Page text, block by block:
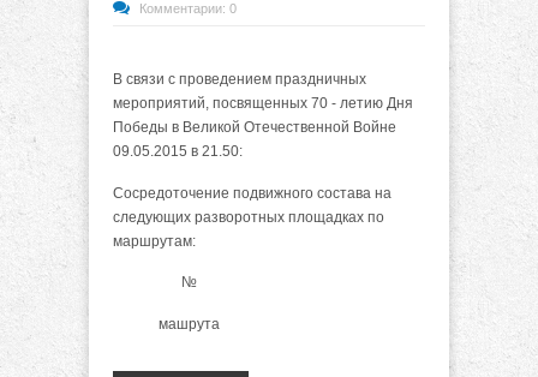
Комментарии: 0
В связи с проведением праздничных
мероприятий, посвященных 70 - летию Дня
Победы в Великой Отечественной Войне
09.05.2015 в 21.50:
Сосредоточение подвижного состава на
следующих разворотных площадках по
маршрутам:
№
машрута